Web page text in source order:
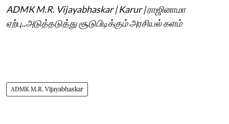
ADMK M.R. Vijayabhaskar | Karur | ராஜினாமா
ஏற்பு..அடுத்தடுத்து சூடுபிடிக்கும் அரசியல் களம்
ADMK M.R. Vijayabhaskar